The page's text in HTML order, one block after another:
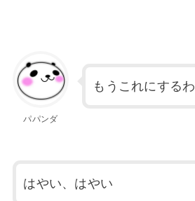
パパンダ
もうこれにするわ
はやい、はやい